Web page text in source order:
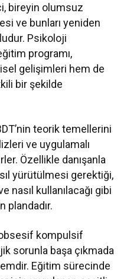
bireyin olumsuz
ve bunları yeniden
Psikoloji
programı,
gelişimleri hem de
bir şekilde
teorik temellerini
ve uygulamalı
Özellikle danışanla
yürütülmesi gerektiği,
nasıl kullanılacağı gibi
plandadır.
kompulsif
sorunla başa çıkmada
Eğitim sürecinde